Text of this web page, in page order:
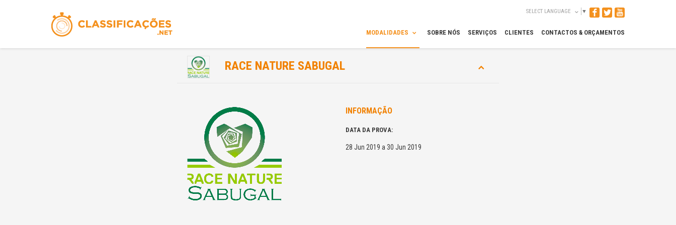
SELECT LANGUAGE ▼
MODALIDADES SOBRE NÓS SERVIÇOS CLIENTES CONTACTOS & ORÇAMENTOS
RACE NATURE SABUGAL
INFORMAÇÃO
DATA DA PROVA:
28 Jun 2019 a 30 Jun 2019